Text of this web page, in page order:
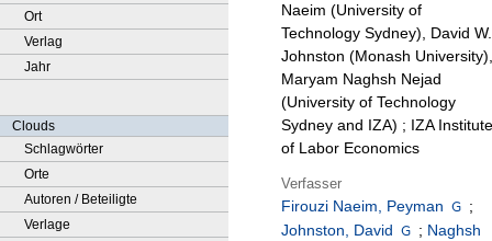
Ort
Verlag
Jahr
Clouds
Schlagwörter
Orte
Autoren / Beteiligte
Verlage
Naeim (University of
Technology Sydney), David W.
Johnston (Monash University),
Maryam Naghsh Nejad
(University of Technology
Sydney and IZA) ; IZA Institute
of Labor Economics
Verfasser
Firouzi Naeim, Peyman
;
Johnston, David
; Naghsh